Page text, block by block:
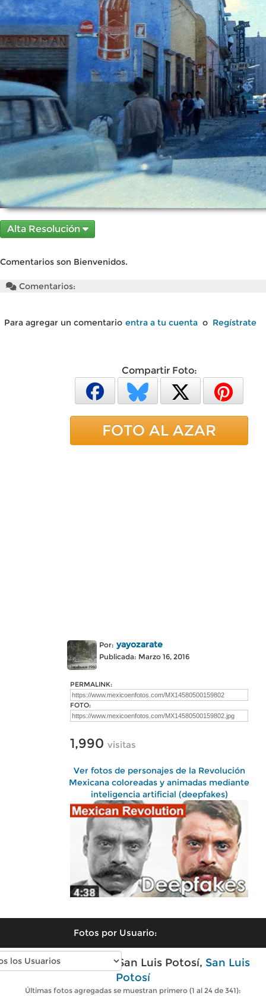
Alta Resolución
Comentarios son Bienvenidos.
Comentarios:
Para agregar un comentario entra a tu cuenta o Regístrate
Compartir Foto:
FOTO AL AZAR
Por: yayozarate
Publicada: Marzo 16, 2016
PERMALINK:
FOTO:
1,990 visitas
Ver fotos de personajes de la Revolución
Mexicana coloreadas y animadas mediante
inteligencia artificial (deepfakes)
Fotos por Usuario:
Fotos antiguas de San Luis Potosí, San Luis
Potosí
Últimas fotos agregadas se muestran primero (1 al 24 de 341):